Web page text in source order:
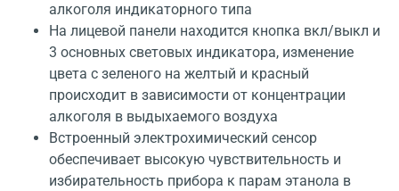
алкоголя индикаторного типа
На лицевой панели находится кнопка вкл/выкл и
3 основных световых индикатора, изменение
цвета с зеленого на желтый и красный
происходит в зависимости от концентрации
алкоголя в выдыхаемого воздуха
Встроенный электрохимический сенсор
обеспечивает высокую чувствительность и
избирательность прибора к парам этанола в